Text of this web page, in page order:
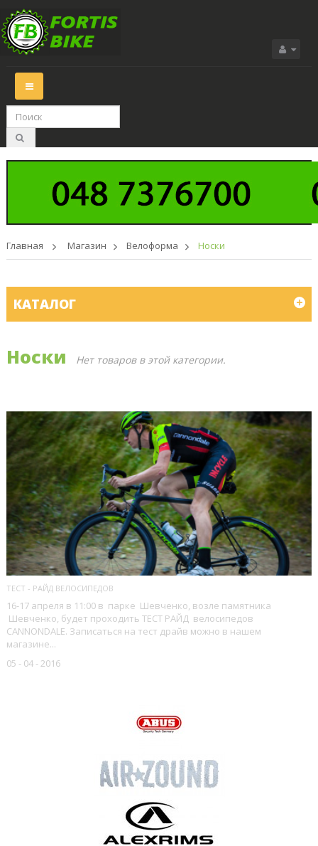
Переключить
навигации
Главная > Магазин > Велоформа > Носки
КАТАЛОГ
Носки Нет товаров в этой категории.
ТЕСТ - РАЙД ВЕЛОСИПЕДОВ
16-17 апреля в 11:00 в парке Шевченко, возле памятника
Шевченко, будет проходить ТЕСТ РАЙД велосипедов
CANNONDALE. Записаться на тест драйв можно в нашем
магазине...
05 - 04 - 2016